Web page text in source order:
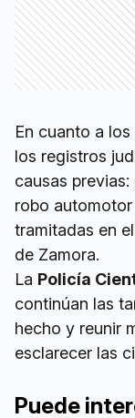
En cuanto a
los registros
causas
robo automotor
tramitadas en
de Zamora.
La Policía
continúan las
hecho y reunir
esclarecer las
Puede